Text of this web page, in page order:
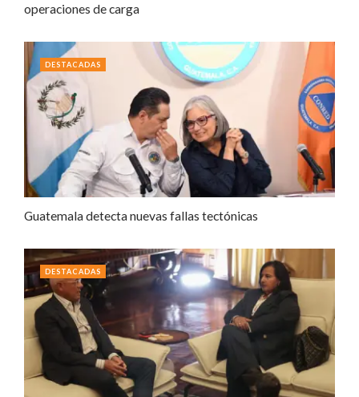
operaciones de carga
Guatemala detecta nuevas fallas tectónicas
DESTACADAS
DESTACADAS